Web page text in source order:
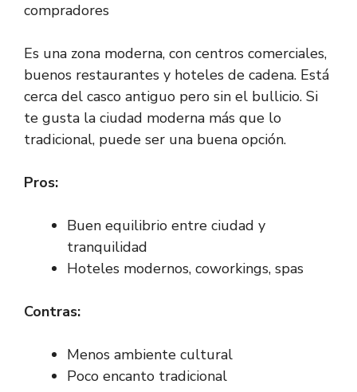
compradores
Es una zona moderna, con centros comerciales,
buenos restaurantes y hoteles de cadena. Está
cerca del casco antiguo pero sin el bullicio. Si
te gusta la ciudad moderna más que lo
tradicional, puede ser una buena opción.
Pros:
Buen equilibrio entre ciudad y
tranquilidad
Hoteles modernos, coworkings, spas
Contras:
Menos ambiente cultural
Poco encanto tradicional